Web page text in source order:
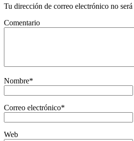
Tu dirección de correo electrónico no
Comentario
Nombre*
Correo electrónico*
Web